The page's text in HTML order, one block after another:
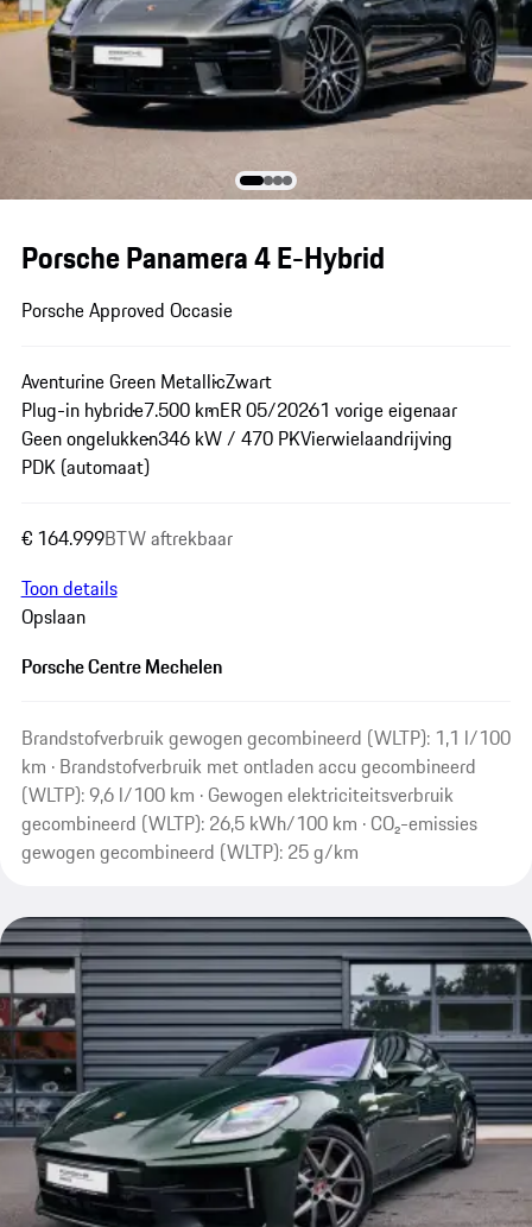
Porsche Panamera 4 E-Hybrid
Porsche Approved Occasie
Aventurine Green MetallicZwart
Plug-in hybride7.500 kmER 05/20261 vorige eigenaar
Geen ongelukken346 kW / 470 PKVierwielaandrijving
PDK (automaat)
€ 164.999BTW aftrekbaar
Toon details
Opslaan
Porsche Centre Mechelen
Brandstofverbruik gewogen gecombineerd (WLTP): 1,1 l/100
km · Brandstofverbruik met ontladen accu gecombineerd
(WLTP): 9,6 l/100 km · Gewogen elektriciteitsverbruik
gecombineerd (WLTP): 26,5 kWh/100 km · CO₂-emissies
gewogen gecombineerd (WLTP): 25 g/km